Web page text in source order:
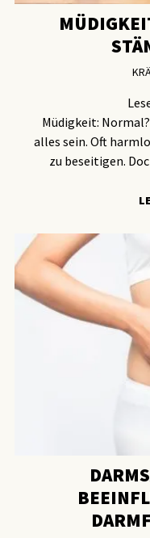
Müdigkeit:
alles sein. Oft
zu beseitigen.